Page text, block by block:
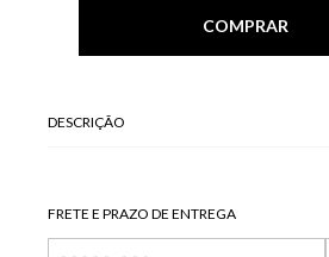
COMPRAR
DESCRIÇÃO
FRETE E PRAZO DE ENTREGA